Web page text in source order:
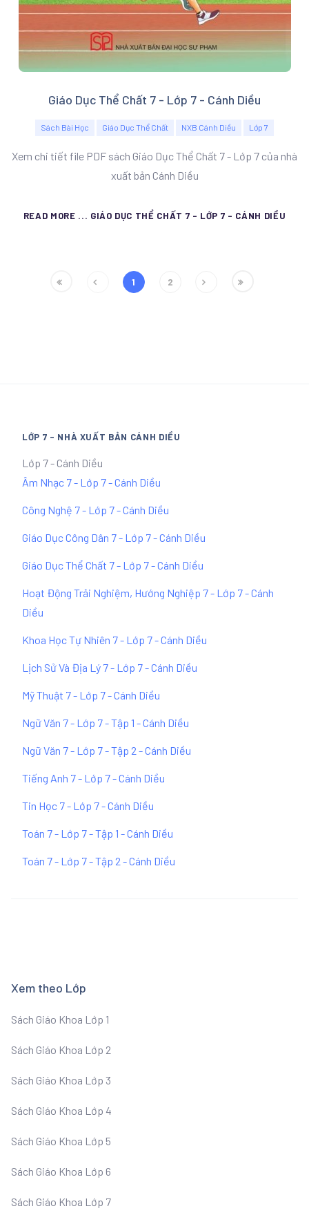
Giáo Dục Thể Chất 7 - Lớp 7 - Cánh Diều
Sách Bài Học Giáo Dục Thể Chất NXB Cánh Diều Lớp 7
Xem chi tiết file PDF sách Giáo Dục Thể Chất 7 - Lớp 7 của nhà
xuất bản Cánh Diều
READ MORE ... GIÁO DỤC THỂ CHẤT 7 - LỚP 7 - CÁNH DIỀU
1 2
LỚP 7 - NHÀ XUẤT BẢN CÁNH DIỀU
Lớp 7 - Cánh Diều
Âm Nhạc 7 - Lớp 7 - Cánh Diều
Công Nghệ 7 - Lớp 7 - Cánh Diều
Giáo Dục Công Dân 7 - Lớp 7 - Cánh Diều
Giáo Dục Thể Chất 7 - Lớp 7 - Cánh Diều
Hoạt Động Trải Nghiệm, Hướng Nghiệp 7 - Lớp 7 - Cánh
Diều
Khoa Học Tự Nhiên 7 - Lớp 7 - Cánh Diều
Lịch Sử Và Địa Lý 7 - Lớp 7 - Cánh Diều
Mỹ Thuật 7 - Lớp 7 - Cánh Diều
Ngữ Văn 7 - Lớp 7 - Tập 1 - Cánh Diều
Ngữ Văn 7 - Lớp 7 - Tập 2 - Cánh Diều
Tiếng Anh 7 - Lớp 7 - Cánh Diều
Tin Học 7 - Lớp 7 - Cánh Diều
Toán 7 - Lớp 7 - Tập 1 - Cánh Diều
Toán 7 - Lớp 7 - Tập 2 - Cánh Diều
Xem theo Lớp
Sách Giáo Khoa Lớp 1
Sách Giáo Khoa Lớp 2
Sách Giáo Khoa Lớp 3
Sách Giáo Khoa Lớp 4
Sách Giáo Khoa Lớp 5
Sách Giáo Khoa Lớp 6
Sách Giáo Khoa Lớp 7